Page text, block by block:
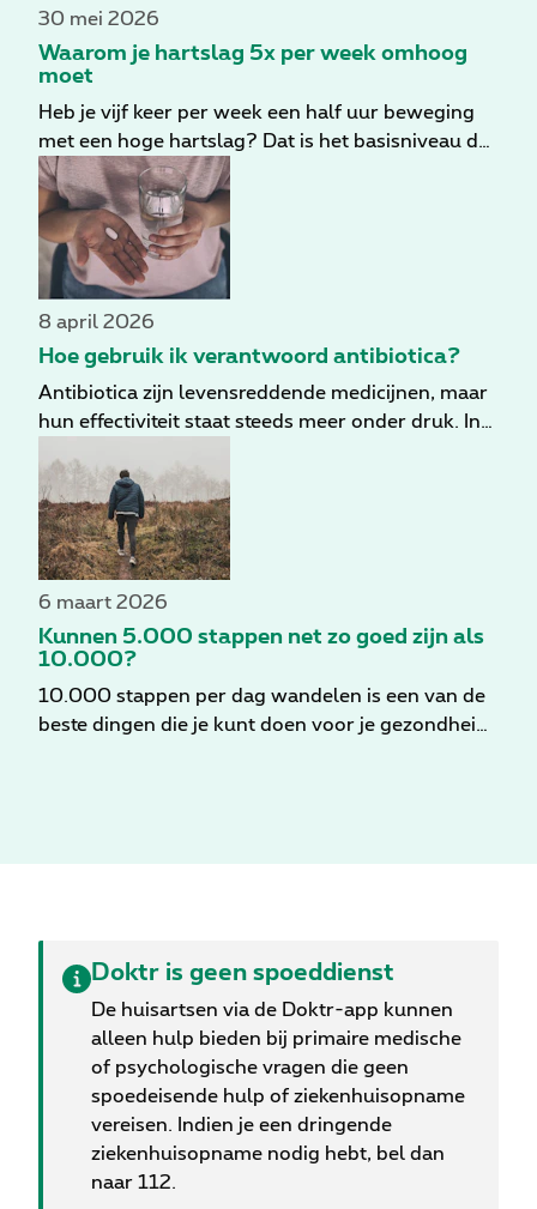
van ochtendwandelingen op.
30 mei 2026
Waarom je hartslag 5x per week omhoog
moet
Heb je vijf keer per week een half uur beweging
met een hoge hartslag? Dat is het basisniveau dat
wordt aanbevolen om gezond te blijven. Voor het
beste gezondheidseffect moet je langer sporten,
twee keer per week krachttraining toevoegen en
graag ook wat balans. Hier vind je tips om meer
beweging in je dagelijks leven te krijgen.
8 april 2026
Hoe gebruik ik verantwoord antibiotica?
Antibiotica zijn levensreddende medicijnen, maar
hun effectiviteit staat steeds meer onder druk. In
aan infecties die niet langer reageren op
antibiotica, een probleem dat vooral ontstaat
door verkeerd gebruik. Daarom is het belangrijk
om te weten wat antibiotica precies doen,
wanneer ze wel helpen en hoe je er zelf
6 maart 2026
Kunnen 5.000 stappen net zo goed zijn als
10.000?
10.000 stappen per dag wandelen is een van de
beste dingen die je kunt doen voor je gezondheid,
5.000 stappen per dag - als je die stappen op de
Doktr is geen spoeddienst
De huisartsen via de Doktr-app kunnen
alleen hulp bieden bij primaire medische
of psychologische vragen die geen
spoedeisende hulp of ziekenhuisopname
vereisen. Indien je een dringende
ziekenhuisopname nodig hebt, bel dan
naar 112.